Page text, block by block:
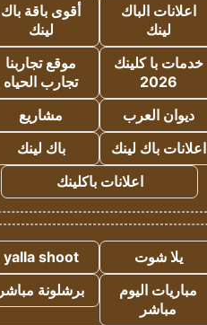
اعلانات الباك
لينك
أقوى باقة باك
لينك
خدمات با كلينك
2026
موقع تجاربنا
تجارب الحياه
ديوان العرب
مشاريع
اعلانات باك لينك
باك لينك
اعلانات باكلينك
يلا شوت
yalla shoot
مباريات اليوم
مباشر
برشلونة مباشر